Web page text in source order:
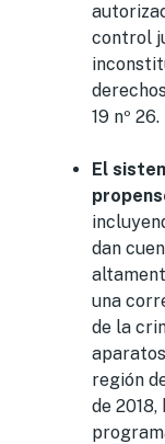
control
19 nº 26.
El
dan
una
de la
región
de